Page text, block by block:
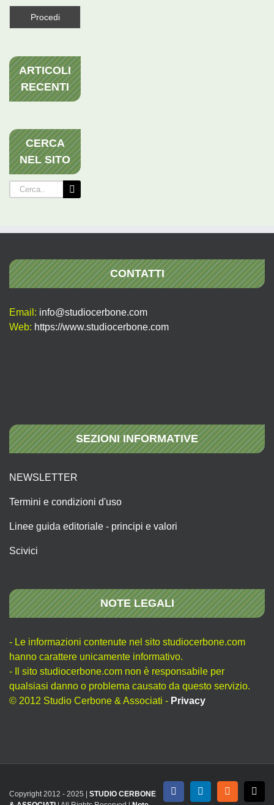
ARTICOLI
RECENTI
CERCA
NEL SITO
Cerca
per:
CONTATTI
Email: info@studiocerbone.com
Web: https://www.studiocerbone.com
SEZIONI INFORMATIVE
NEWSLETTER
Termini e condizioni d'uso
Linee guida editoriale - principi e valori
Scivici
NOTE LEGALI
- Le informazioni contenute nel sito studiocerbone.com
hanno carattere unicamente informativo.
- Il sito studiocerbone.com non è responsabile per
qualsiasi danno o problema causato da questo servizio.
© 2012 Studio Cerbone & Associati - Privacy
Copyright 2012 - 2025 | STUDIO CERBONE
FacebookLinkedInRss X